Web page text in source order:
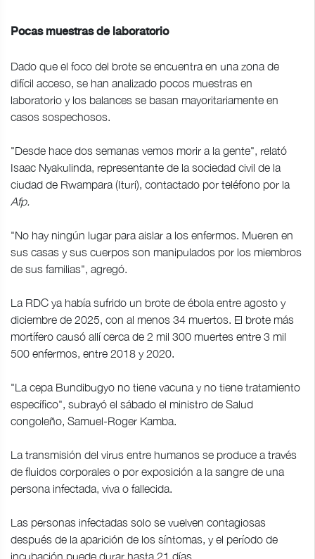
Pocas muestras de laboratorio
Dado que el foco del brote se encuentra en una zona de
difícil acceso, se han analizado pocos muestras en
laboratorio y los balances se basan mayoritariamente en
casos sospechosos.
"Desde hace dos semanas vemos morir a la gente", relató
Isaac Nyakulinda, representante de la sociedad civil de la
ciudad de Rwampara (Ituri), contactado por teléfono por la
Afp.
"No hay ningún lugar para aislar a los enfermos. Mueren en
sus casas y sus cuerpos son manipulados por los miembros
de sus familias", agregó.
La RDC ya había sufrido un brote de ébola entre agosto y
diciembre de 2025, con al menos 34 muertos. El brote más
mortífero causó allí cerca de 2 mil 300 muertes entre 3 mil
500 enfermos, entre 2018 y 2020.
"La cepa Bundibugyo no tiene vacuna y no tiene tratamiento
específico", subrayó el sábado el ministro de Salud
congoleño, Samuel-Roger Kamba.
La transmisión del virus entre humanos se produce a través
de fluidos corporales o por exposición a la sangre de una
persona infectada, viva o fallecida.
Las personas infectadas solo se vuelven contagiosas
después de la aparición de los síntomas, y el período de
incubación puede durar hasta 21 días.